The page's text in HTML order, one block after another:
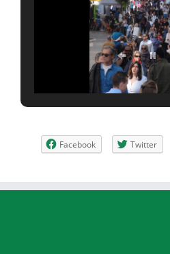
Facebook Twitter